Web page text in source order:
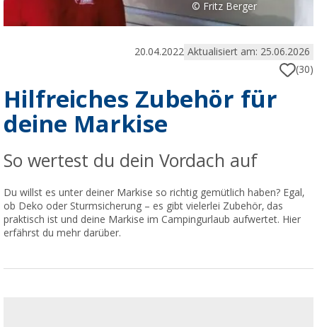
© Fritz Berger
20.04.2022 Aktualisiert am: 25.06.2026
(30)
Hilfreiches Zubehör für
deine Markise
So wertest du dein Vordach auf
Du willst es unter deiner Markise so richtig gemütlich haben? Egal,
ob Deko oder Sturmsicherung – es gibt vielerlei Zubehör, das
praktisch ist und deine Markise im Campingurlaub aufwertet. Hier
erfährst du mehr darüber.